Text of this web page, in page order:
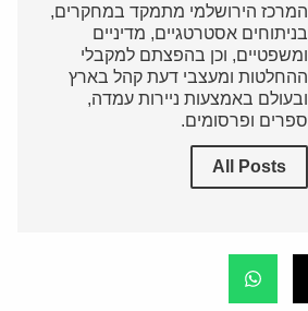
המרכז הירושלמי מתמקד במחקרים,
בניתוחים אסטרטגיים, מדיניים
ומשפטיים, וכן בהפצתם למקבלי
ההחלטות ומעצבי דעת קהל בארץ
ובעולם באמצעות ניירות עמדה,
ספרים ופרסומים.
All Posts